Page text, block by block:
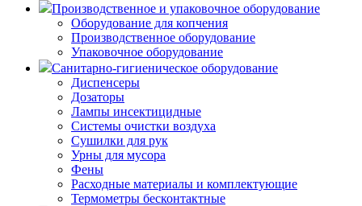
Производственное и упаковочное оборудование
Оборудование для копчения
Производственное оборудование
Упаковочное оборудование
Санитарно-гигиеническое оборудование
Диспенсеры
Дозаторы
Лампы инсектицидные
Системы очистки воздуха
Сушилки для рук
Урны для мусора
Фены
Расходные материалы и комплектующие
Термометры бесконтактные